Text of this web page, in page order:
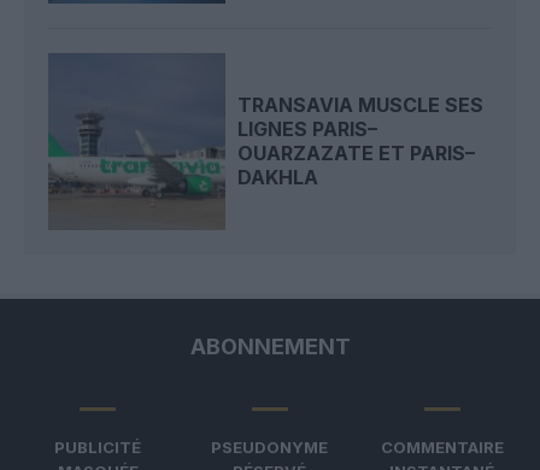
TRANSAVIA MUSCLE SES
LIGNES PARIS–
OUARZAZATE ET PARIS–
DAKHLA
ABONNEMENT
PUBLICITÉ
PSEUDONYME
COMMENTAIRE